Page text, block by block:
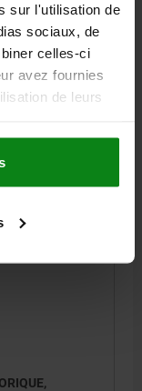
sur l'utilisation de
sociaux, de
celles-ci
avez fournies
de leurs
D3=12